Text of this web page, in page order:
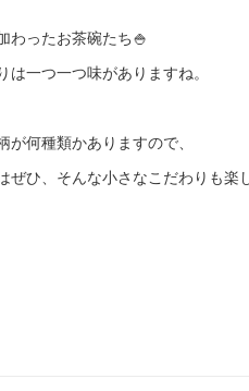
わったお茶碗たち🍚
は一つ一つ味がありますね。
が何種類かありますので、
ぜひ、そんな小さなこだわりも楽